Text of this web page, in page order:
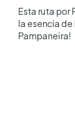
Esta ruta por
la esencia
Pampaneira!